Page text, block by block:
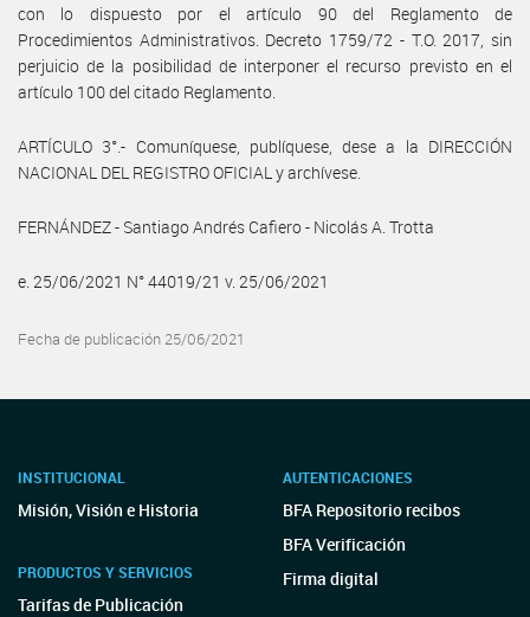
con lo dispuesto por el artículo 90 del Reglamento de
Procedimientos Administrativos. Decreto 1759/72 - T.O. 2017, sin
perjuicio de la posibilidad de interponer el recurso previsto en el
artículo 100 del citado Reglamento.
ARTÍCULO 3°.- Comuníquese, publíquese, dese a la DIRECCIÓN
NACIONAL DEL REGISTRO OFICIAL y archívese.
FERNÁNDEZ - Santiago Andrés Cafiero - Nicolás A. Trotta
e. 25/06/2021 N° 44019/21 v. 25/06/2021
Fecha de publicación 25/06/2021
INSTITUCIONAL
Misión, Visión e Historia
PRODUCTOS Y SERVICIOS
Tarifas de Publicación
AUTENTICACIONES
BFA Repositorio recibos
BFA Verificación
Firma digital